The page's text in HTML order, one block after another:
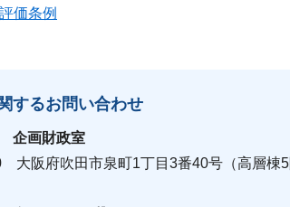
価条例
するお問い合わせ
企画財政室
大阪府吹田市泉町1丁目3番40号（高層棟